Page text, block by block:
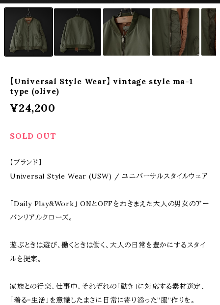
【Universal Style Wear】 vintage style ma-1
type (olive)
¥24,200
SOLD OUT
【ブランド】
Universal Style Wear (USW) / ユニバーサルスタイルウェア
「Daily Play&Work」 ONとOFFをわきまえた大人の男女のアー
バンリアルクローズ。
遊ぶときは遊び、働くときは働く、大人の日常を豊かにするスタイ
ルを提案。
家族との行楽、仕事中、それぞれの「動き」に対応する素材選定、
「着る=生活」を意識したまさに日常に寄り添った”服”作りを。